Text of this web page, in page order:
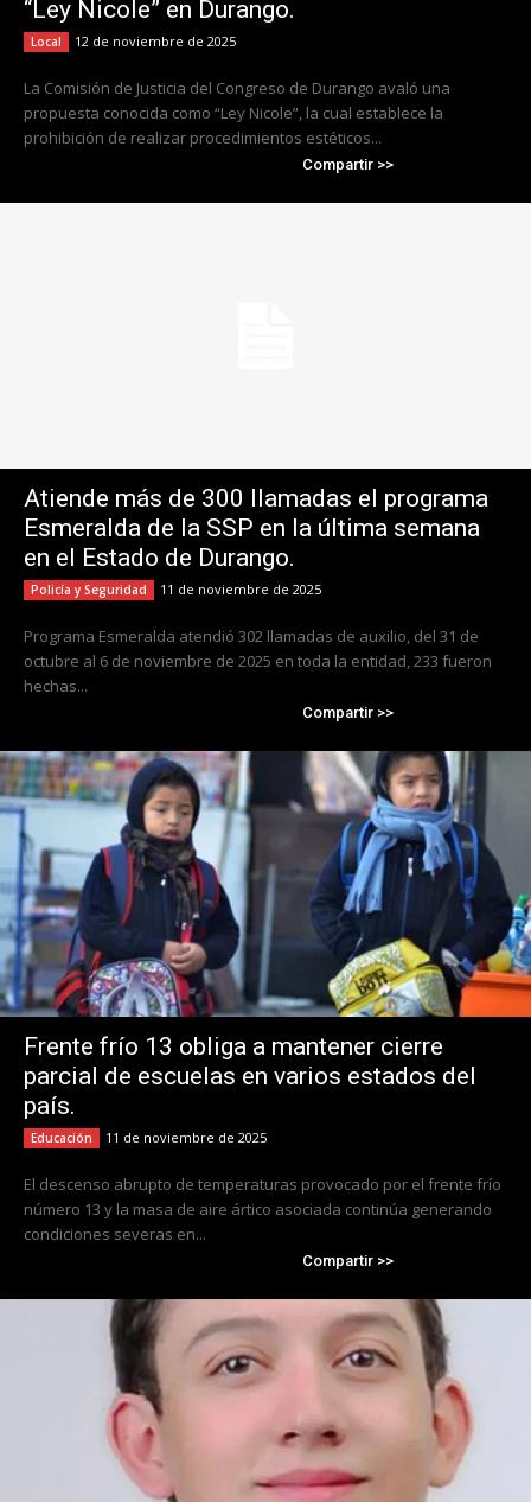
“Ley Nicole” en Durango.
Local 12 de noviembre de 2025
La Comisión de Justicia del Congreso de Durango avaló una
propuesta conocida como “Ley Nicole”, la cual establece la
prohibición de realizar procedimientos estéticos...
Compartir >>
Atiende más de 300 llamadas el programa
Esmeralda de la SSP en la última semana
en el Estado de Durango.
Policía y Seguridad 11 de noviembre de 2025
Programa Esmeralda atendió 302 llamadas de auxilio, del 31 de
octubre al 6 de noviembre de 2025 en toda la entidad, 233 fueron
hechas...
Compartir >>
Frente frío 13 obliga a mantener cierre
parcial de escuelas en varios estados del
país.
Educación 11 de noviembre de 2025
El descenso abrupto de temperaturas provocado por el frente frío
número 13 y la masa de aire ártico asociada continúa generando
condiciones severas en...
Compartir >>